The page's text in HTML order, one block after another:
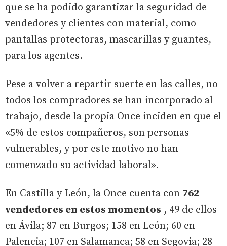
que se ha podido garantizar la seguridad de
vendedores y clientes con material, como
pantallas protectoras, mascarillas y guantes,
para los agentes.
Pese a volver a repartir suerte en las calles, no
todos los compradores se han incorporado al
trabajo, desde la propia Once inciden en que el
«5% de estos compañeros, son personas
vulnerables, y por este motivo no han
comenzado su actividad laboral».
En Castilla y León, la Once cuenta con 762
vendedores en estos momentos , 49 de ellos
en Ávila; 87 en Burgos; 158 en León; 60 en
Palencia; 107 en Salamanca; 58 en Segovia; 28